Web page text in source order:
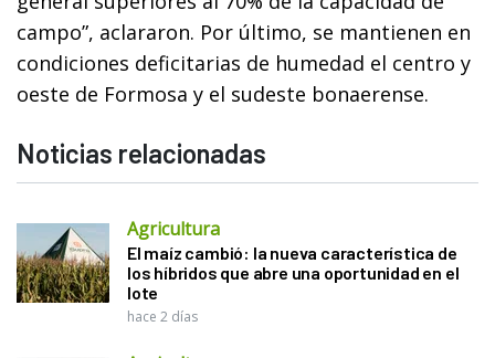
campo”, aclararon. Por último, se mantienen en
condiciones deficitarias de humedad el centro y
oeste de Formosa y el sudeste bonaerense.
Noticias relacionadas
Agricultura
El maíz cambió: la nueva característica de
los híbridos que abre una oportunidad en el
lote
hace 2 días